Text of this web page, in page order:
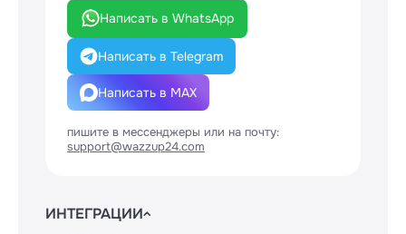
Написать в WhatsApp
Написать в Telegram
Написать в MAX
пишите в мессенджеры или на почту:
support@wazzup24.com
ИНТЕГРАЦИИ